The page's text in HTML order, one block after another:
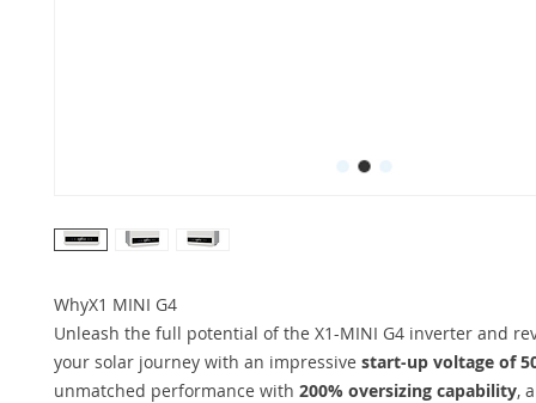
WhyX1 MINI G4
Unleash the full potential of the X1-MINI G4 inverter and
your solar journey with an impressive start-up voltage of
unmatched performance with 200% oversizing capability,